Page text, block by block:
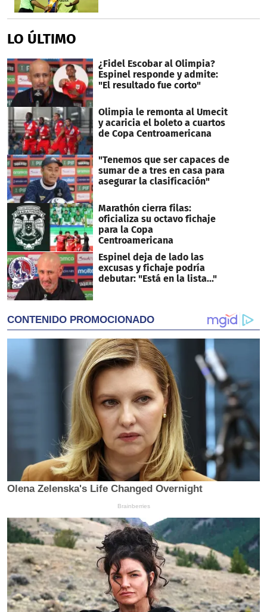
LO ÚLTIMO
¿Fidel Escobar al Olimpia?
Espinel responde y admite:
"El resultado fue corto"
Olimpia le remonta al Umecit
y acaricia el boleto a cuartos
de Copa Centroamericana
"Tenemos que ser capaces de
sumar de a tres en casa para
asegurar la clasificación"
Marathón cierra filas:
oficializa su octavo fichaje
para la Copa
Centroamericana
Espinel deja de lado las
excusas y fichaje podría
debutar: "Está en la lista..."